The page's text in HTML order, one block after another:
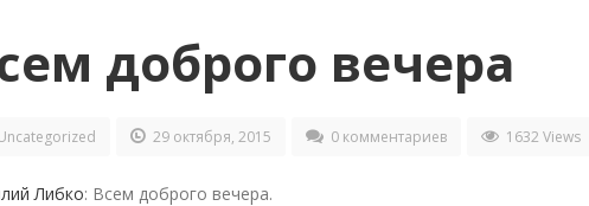
доброго вечера
29 октября, 2015 0 комментариев 1632 Views
Либко: Всем доброго вечера.